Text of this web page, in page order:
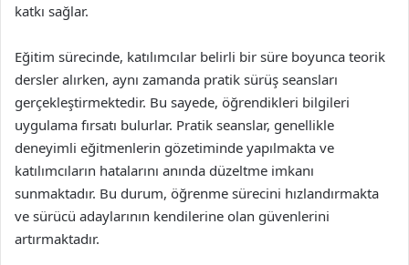
katkı sağlar.
Eğitim sürecinde, katılımcılar belirli bir süre boyunca teorik
dersler alırken, aynı zamanda pratik sürüş seansları
gerçekleştirmektedir. Bu sayede, öğrendikleri bilgileri
uygulama fırsatı bulurlar. Pratik seanslar, genellikle
deneyimli eğitmenlerin gözetiminde yapılmakta ve
katılımcıların hatalarını anında düzeltme imkanı
sunmaktadır. Bu durum, öğrenme sürecini hızlandırmakta
ve sürücü adaylarının kendilerine olan güvenlerini
artırmaktadır.